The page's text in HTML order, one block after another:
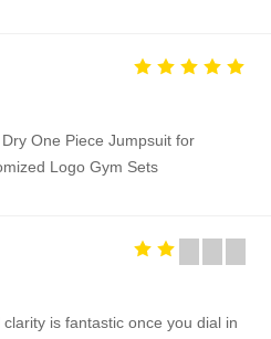
One Piece Jumpsuit for
Logo Gym Sets
is fantastic once you dial in